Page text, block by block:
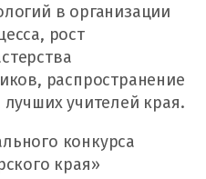
в организации
рост
распространение
лучших учителей края.
конкурса
края»